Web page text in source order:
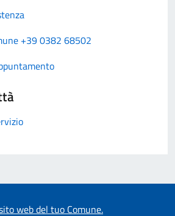
+39 0382 68502
web del tuo Comune.